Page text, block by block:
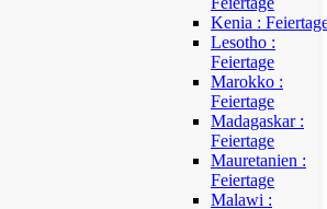
Kenia :
Lesotho :
Feiertage
Marokko :
Feiertage
Madagaskar :
Feiertage
Mauretanien :
Feiertage
Malawi :